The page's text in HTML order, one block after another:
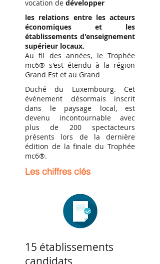
vocation de développer
les relations entre les acteurs
économiques et les
établissements d'enseignement
supérieur locaux.
Au fil des années, le Trophée
mc6® s'est étendu à la région
Grand Est et au Grand
Duché du Luxembourg. Cet
événement désormais inscrit
dans le paysage local, est
devenu incontournable avec
plus de 200 spectacteurs
présents lors de la dernière
édition de la finale du Trophée
mc6®.
Les chiffres clés
15 établissements
candidats